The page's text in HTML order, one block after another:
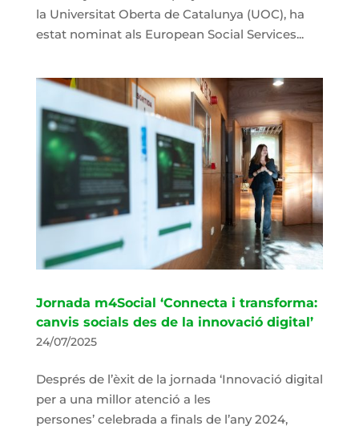
la Universitat Oberta de Catalunya (UOC), ha
estat nominat als European Social Services...
Jornada m4Social ‘Connecta i transforma:
canvis socials des de la innovació digital’
24/07/2025
Després de l’èxit de la jornada ‘Innovació digital
per a una millor atenció a les
persones’ celebrada a finals de l’any 2024,